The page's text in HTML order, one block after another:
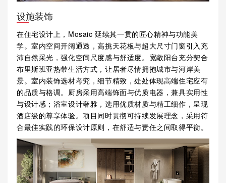
设施装饰
在住宅设计上，Mosaic 延续其一贯的匠心精神与功能美
学。室内空间开阔通透，高挑天花板与超大尺寸门窗引入充
沛自然采光，强化空间尺度感与舒适度。宽敞阳台充分契合
布里斯班亚热带生活方式，让居者尽情拥抱城市与河岸美
景。室内装饰选材考究，细节精致，处处体现高端住宅应有
的品质与格调。厨房采用高端饰面与优质电器，兼具实用性
与设计感；浴室设计奢雅，选用优质材质与精工细作，呈现
酒店级的尊享体验。项目同时贯彻可持续发展理念，采用符
合最佳实践的环保设计原则，在舒适与责任之间取得平衡。